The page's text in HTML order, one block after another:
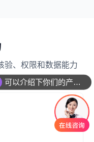
验、权限和数据能力
可以介绍下你们的产品么